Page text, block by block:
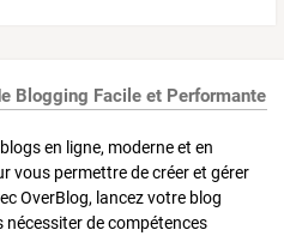
Blogging Facile et Performante
en ligne, moderne et en
vous permettre de créer et gérer
OverBlog, lancez votre blog
de compétences